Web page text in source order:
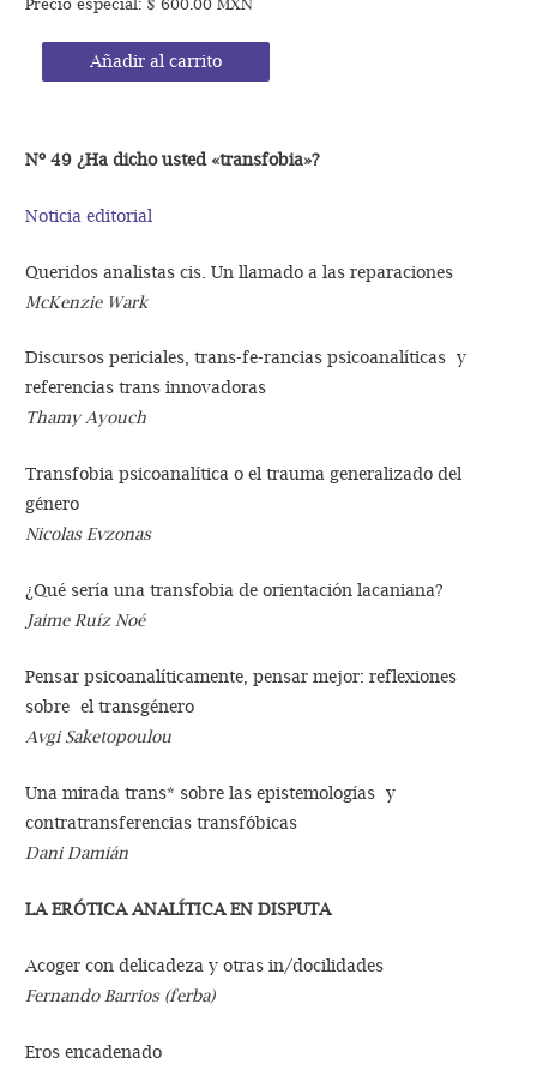
Añadir al carrito
Nº 49 ¿Ha dicho usted «transfobia»?
Noticia editorial
Queridos analistas cis. Un llamado a las reparaciones
McKenzie Wark
Discursos periciales, trans-fe-rancias psicoanalíticas y
referencias trans innovadoras
Thamy Ayouch
Transfobia psicoanalítica o el trauma generalizado del
género
Nicolas Evzonas
¿Qué sería una transfobia de orientación lacaniana?
Jaime Ruíz Noé
Pensar psicoanalíticamente, pensar mejor: reflexiones
sobre el transgénero
Avgi Saketopoulou
Una mirada trans* sobre las epistemologías y
contratransferencias transfóbicas
Dani Damián
LA ERÓTICA ANALÍTICA EN DISPUTA
Acoger con delicadeza y otras in/docilidades
Fernando Barrios (ferba)
Eros encadenado